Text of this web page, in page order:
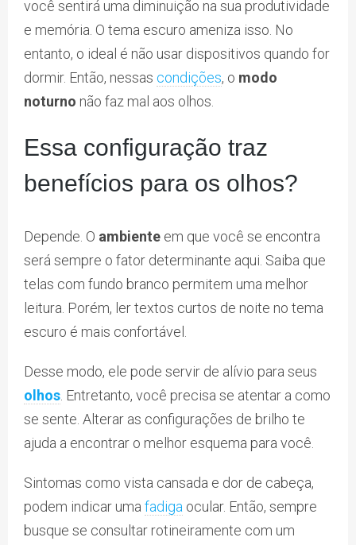
você sentirá uma diminuição na sua produtividade
e memória. O tema escuro ameniza isso. No
entanto, o ideal é não usar dispositivos quando for
dormir. Então, nessas condições, o modo
noturno não faz mal aos olhos.
Essa configuração traz
benefícios para os olhos?
Depende. O ambiente em que você se encontra
será sempre o fator determinante aqui. Saiba que
telas com fundo branco permitem uma melhor
leitura. Porém, ler textos curtos de noite no tema
escuro é mais confortável.
Desse modo, ele pode servir de alívio para seus
olhos . Entretanto, você precisa se atentar a como
se sente. Alterar as configurações de brilho te
ajuda a encontrar o melhor esquema para você.
Sintomas como vista cansada e dor de cabeça,
podem indicar uma fadiga ocular. Então, sempre
busque se consultar rotineiramente com um